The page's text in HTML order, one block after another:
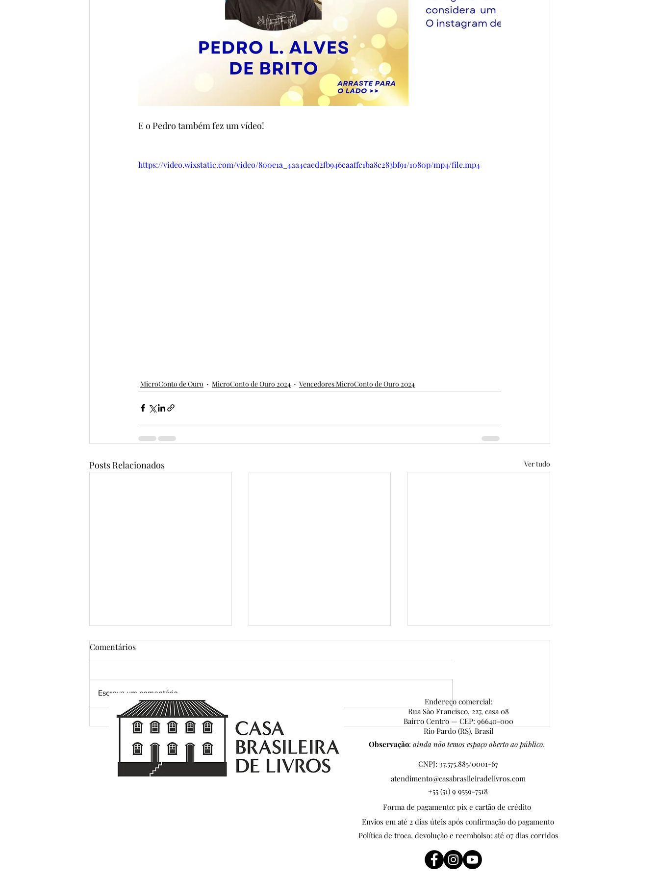
E o Pedro também fez um vídeo!
https://video.wixstatic.com/video/800e1a_4aa4caed2fb946caaffc1ba8c283bf91/1080p/mp4/file.mp4
MicroConto de Ouro MicroConto de Ouro 2024 Vencedores MicroConto de Ouro 2024
Posts Relacionados Ver tudo
No clima de Copa, a Casa
também tem sua escalação!
6º Prêmio MicroConto de
Ouro: INSCRIÇÕES
ENCERRADAS!
MicroConto de Ouro:
ESTAMOS NO ÚLTIMO DIA
DE INSCRIÇÕES!
Comentários
Escreva um comentário
Endereço comercial:
Rua São Francisco, 227, casa 08
Bairro Centro — CEP: 96640-000
Rio Pardo (RS), Brasil
Observação: ainda não temos espaço aberto ao público.
CNPJ: 37.575.885/0001-67
atendimento@casabrasileiradelivros.com
+55 (51) 9 9559-7518
Forma de pagamento: pix e cartão de crédito
Envios em até 2 dias úteis após confirmação do pagamento
Política de troca, devolução e reembolso: até 07 dias corridos